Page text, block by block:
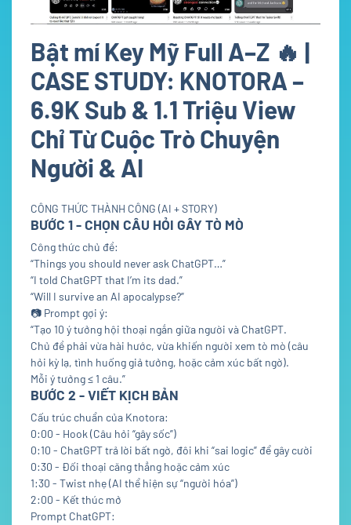
Bật mí Key Mỹ Full A–Z 🔥 |
CASE STUDY: KNOTORA –
6.9K Sub & 1.1 Triệu View
Chỉ Từ Cuộc Trò Chuyện
Người & AI
CÔNG THỨC THÀNH CÔNG (AI + STORY)
BƯỚC 1 - CHỌN CÂU HỎI GÂY TÒ MÒ
Công thức chủ đề:
“Things you should never ask ChatGPT…”
“I told ChatGPT that I’m its dad.”
“Will I survive an AI apocalypse?”
📷 Prompt gợi ý:
“Tạo 10 ý tưởng hội thoại ngắn giữa người và ChatGPT.
Chủ đề phải vừa hài hước, vừa khiến người xem tò mò (câu
hỏi kỳ lạ, tình huống giả tưởng, hoặc cảm xúc bất ngờ).
Mỗi ý tưởng ≤ 1 câu.”
BƯỚC 2 - VIẾT KỊCH BẢN
Cấu trúc chuẩn của Knotora:
0:00 - Hook (Câu hỏi “gây sốc”)
0:10 - ChatGPT trả lời bất ngờ, đôi khi “sai logic” để gây cười
0:30 - Đối thoại căng thẳng hoặc cảm xúc
1:30 - Twist nhẹ (AI thể hiện sự “người hóa”)
2:00 - Kết thúc mở
Prompt ChatGPT: